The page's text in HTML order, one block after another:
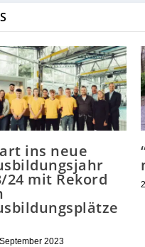
ins neue
24 mit Rekord
2023